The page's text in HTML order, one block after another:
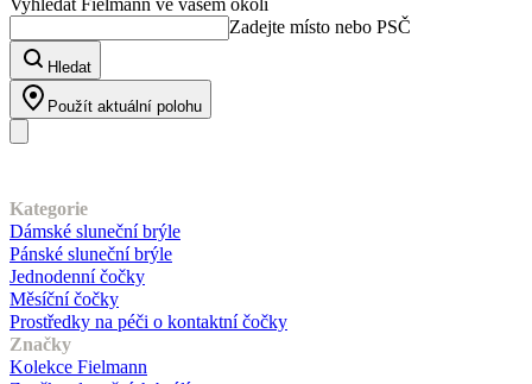
Vyhledat Fielmann ve vašem okolí
Zadejte místo nebo PSČ
Hledat
Použít aktuální polohu
Kategorie
Dámské sluneční brýle
Pánské sluneční brýle
Jednodenní čočky
Měsíční čočky
Prostředky na péči o kontaktní čočky
Značky
Kolekce Fielmann